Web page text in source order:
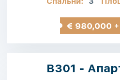
€ 980,000
B301 -